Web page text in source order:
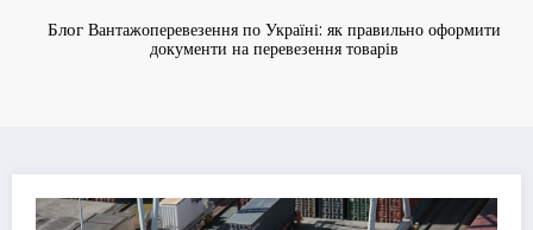
Блог Вантажоперевезення по Україні: як правильно оформити
документи на перевезення товарів